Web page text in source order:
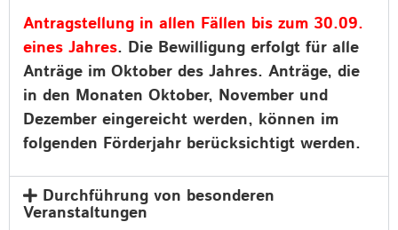
Antragstellung in allen Fällen bis zum 30.09.
eines Jahres. Die Bewilligung erfolgt für alle
Anträge im Oktober des Jahres. Anträge, die
in den Monaten Oktober, November und
Dezember eingereicht werden, können im
folgenden Förderjahr berücksichtigt werden.
Durchführung von besonderen
Veranstaltungen